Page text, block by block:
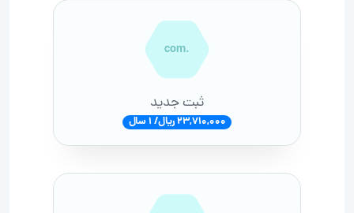
.com
ثبت جدید
23,710,000 ریال/ 1 سال